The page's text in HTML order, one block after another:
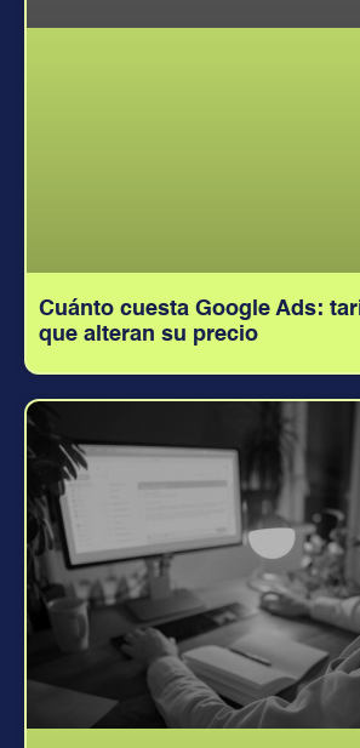
Cuánto cuesta Google Ads:
que alteran su precio